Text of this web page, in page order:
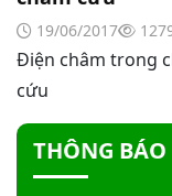
19/06/2017
Điện châm trong
cứu
THÔNG BÁO
phẵng
Thư mời báo
Thư mời báo
hiểm cháy, nổ